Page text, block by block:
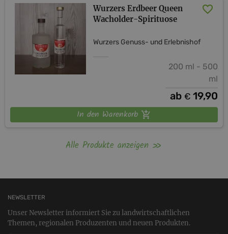
Wurzers Erdbeer Queen
Wacholder-Spirituose
Wurzers Genuss- und Erlebnishof
200 ml - 500
ml
ab € 19,90
In den Warenkorb
Alle Produkte anzeigen
NEWSLETTER
Unser Newsletter informiert Sie zu landwirtschaftlichen
Themen, regionalen Produzenten und neuen Produkten.